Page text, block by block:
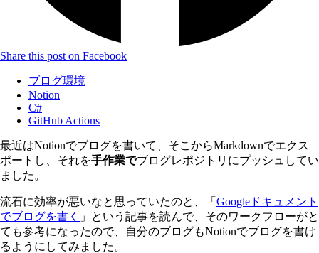
Share this post on Facebook
ブログ環境
Notion
C#
GitHub Actions
最近はNotionでブログを書いて、そこからMarkdownでエクス
ポートし、それを手作業でブログレポジトリにプッシュしてい
ました。
流石に効率が悪いなと思っていたのと、「 Googleドキュメント
でブログを書く
」という記事を読んで、そのワークフローがと
ても参考になったので、自分のブログもNotionでブログを書け
るようにしてみました。